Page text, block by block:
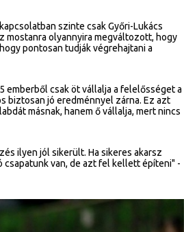
szinte csak Győri-Lukács
mostanra olyannyira megváltozott, hogy
pontosan tudják végrehajtani a
emberből csak öt vállalja a felelősséget a
biztosan jó eredménnyel zárna. Ez azt
másnak, hanem ő vállalja, mert nincs
ilyen jól sikerült. Ha sikeres akarsz
csapatunk van, de azt fel kellett építeni" -